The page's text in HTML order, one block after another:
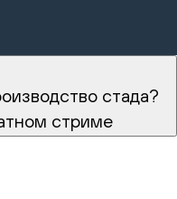
стада?
стриме